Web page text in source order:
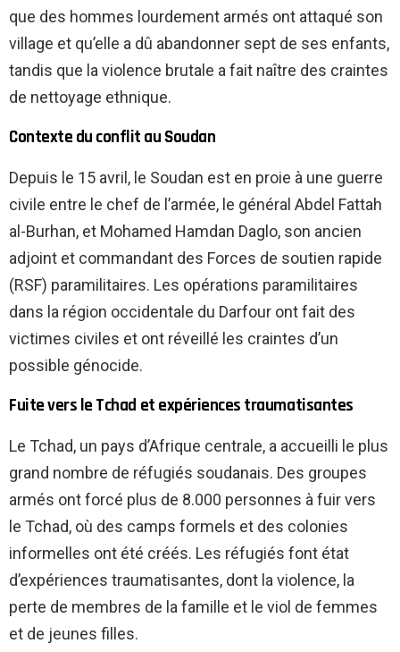
que des hommes lourdement armés ont attaqué son
village et qu’elle a dû abandonner sept de ses enfants,
tandis que la violence brutale a fait naître des craintes
de nettoyage ethnique.
Contexte du conflit au Soudan
Depuis le 15 avril, le Soudan est en proie à une guerre
civile entre le chef de l’armée, le général Abdel Fattah
al-Burhan, et Mohamed Hamdan Daglo, son ancien
adjoint et commandant des Forces de soutien rapide
(RSF) paramilitaires. Les opérations paramilitaires
dans la région occidentale du Darfour ont fait des
victimes civiles et ont réveillé les craintes d’un
possible génocide.
Fuite vers le Tchad et expériences traumatisantes
Le Tchad, un pays d’Afrique centrale, a accueilli le plus
grand nombre de réfugiés soudanais. Des groupes
armés ont forcé plus de 8.000 personnes à fuir vers
le Tchad, où des camps formels et des colonies
informelles ont été créés. Les réfugiés font état
d’expériences traumatisantes, dont la violence, la
perte de membres de la famille et le viol de femmes
et de jeunes filles.